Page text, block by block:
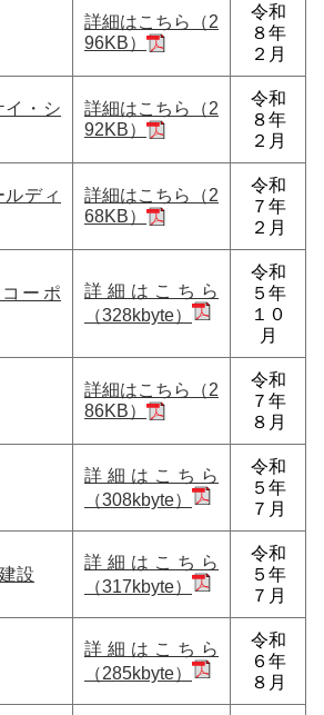
詳細はこちら（2
96KB）
令和
８年
２月
イ・シ
詳細はこちら（2
92KB）
令和
８年
２月
ディ
詳細はこちら（2
68KB）
令和
７年
２月
ーポ
詳細はこちら
（328kbyte）
令和
５年
１０
月
詳細はこちら（2
86KB）
令和
７年
８月
詳細はこちら
（308kbyte）
令和
５年
７月
設
詳細はこちら
（317kbyte）
令和
５年
７月
詳細はこちら
（285kbyte）
令和
６年
８月